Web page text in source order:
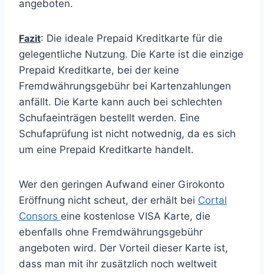
angeboten.
Fazit: Die ideale Prepaid Kreditkarte für die
gelegentliche Nutzung. Die Karte ist die einzige
Prepaid Kreditkarte, bei der keine
Fremdwährungsgebühr bei Kartenzahlungen
anfällt. Die Karte kann auch bei schlechten
Schufaeinträgen bestellt werden. Eine
Schufaprüfung ist nicht notwednig, da es sich
um eine Prepaid Kreditkarte handelt.
Wer den geringen Aufwand einer Girokonto
Eröffnung nicht scheut, der erhält bei Cortal
Consors eine kostenlose VISA Karte, die
ebenfalls ohne Fremdwährungsgebühr
angeboten wird. Der Vorteil dieser Karte ist,
dass man mit ihr zusätzlich noch weltweit